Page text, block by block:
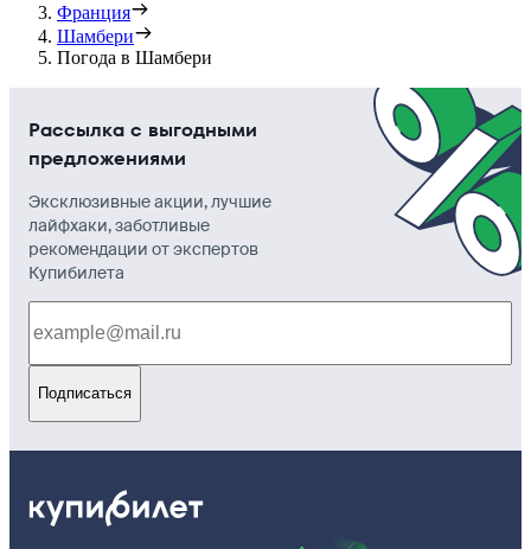
Франция
Шамбери
Погода в Шамбери
Рассылка с выгодными
предложениями
Эксклюзивные акции, лучшие
лайфхаки, заботливые
рекомендации от экспертов
Купибилета
Подписаться